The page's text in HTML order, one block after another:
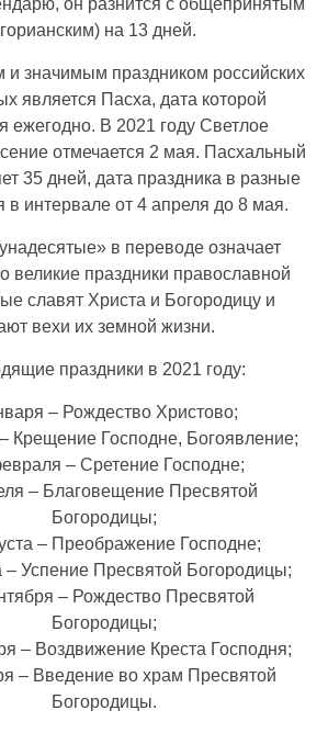
он разнится с общепринятым
на 13 дней.
значимым праздником российских
является Пасха, дата которой
ежегодно. В 2021 году Светлое
отмечается 2 мая. Пасхальный
35 дней, дата праздника в разные
в интервале от 4 апреля до 8 мая.
в переводе означает
великие праздники православной
славят Христа и Богородицу и
вехи их земной жизни.
праздники в 2021 году:
– Рождество Христово;
Крещение Господне, Богоявление;
– Сретение Господне;
– Благовещение Пресвятой
Богородицы;
– Преображение Господне;
– Успение Пресвятой Богородицы;
– Рождество Пресвятой
Богородицы;
– Воздвижение Креста Господня;
– Введение во храм Пресвятой
Богородицы.